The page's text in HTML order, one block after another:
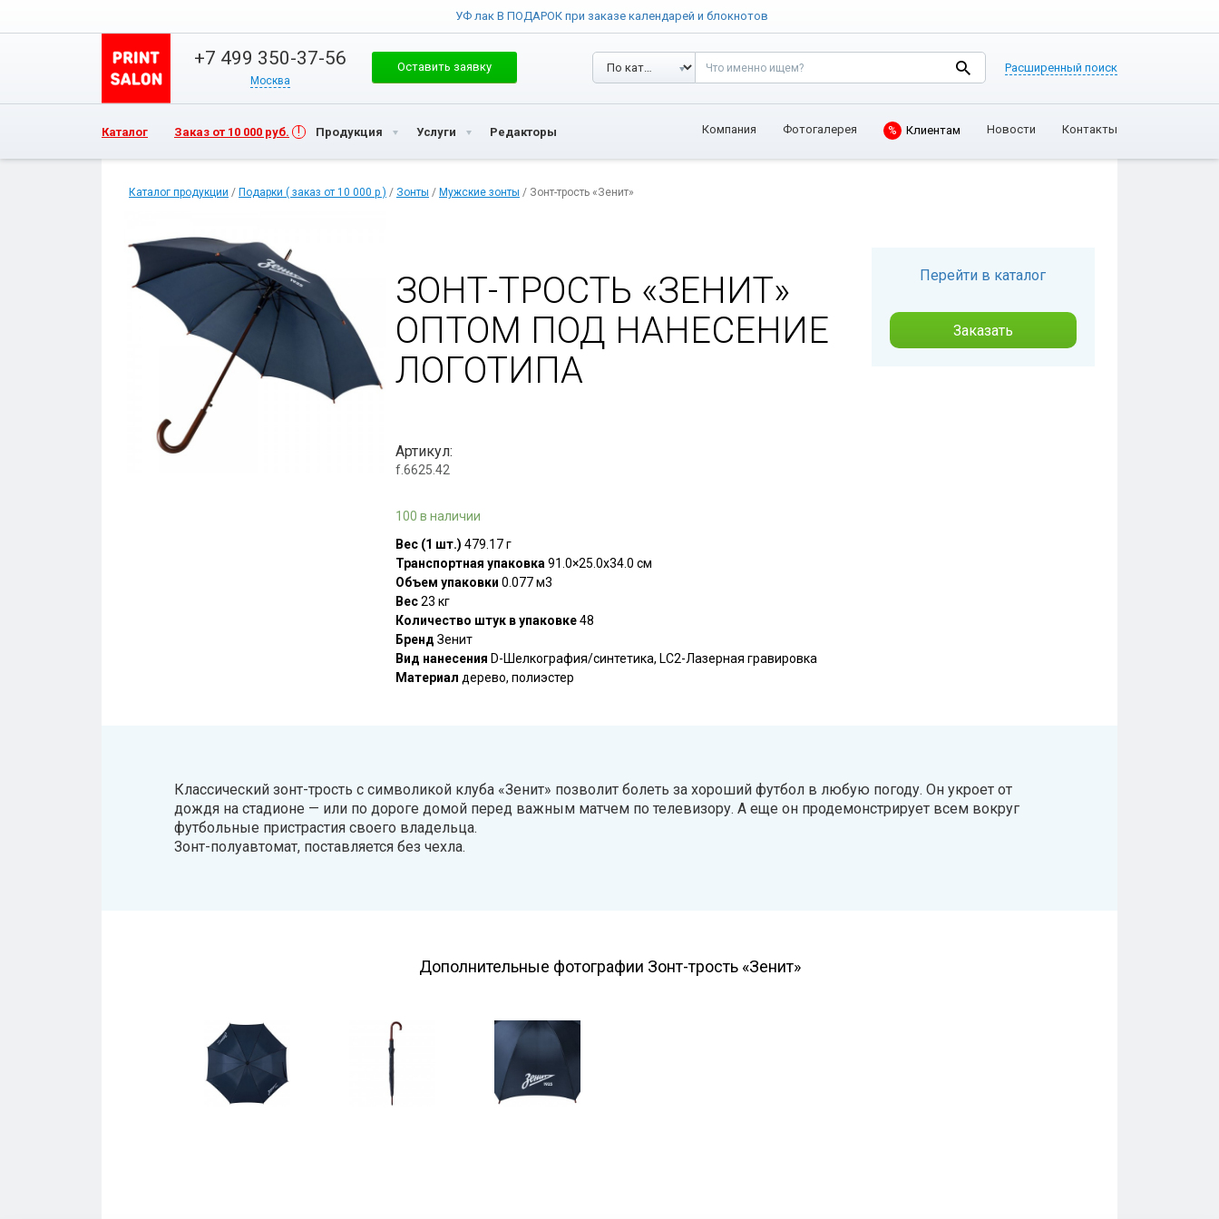
УФ лак В ПОДАРОК при заказе календарей и блокнотов
+7 499 350-37-56
Москва
Оставить заявку Расширенный поиск
Каталог Заказ от 10 000 руб. Продукция Услуги Редакторы Компания Фотогалерея % Клиентам Новости Контакты
Каталог продукции / Подарки ( заказ от 10 000 р ) / Зонты / Мужские зонты / Зонт-трость «Зенит»
ЗОНТ-ТРОСТЬ «ЗЕНИТ»
ОПТОМ ПОД НАНЕСЕНИЕ
ЛОГОТИПА
Артикул:
f.6625.42
100 в наличии
Вес (1 шт.) 479.17 г
Транспортная упаковка 91.0×25.0x34.0 см
Объем упаковки 0.077 м3
Вес23 кг
Количество штук в упаковке48
Бренд Зенит
Вид нанесения D-Шелкография/синтетика, LC2-Лазерная гравировка
Материал дерево, полиэстер
Перейти в каталог
Заказать
Классический зонт-трость с символикой клуба «Зенит» позволит болеть за хороший футбол в любую погоду. Он укроет от
дождя на стадионе — или по дороге домой перед важным матчем по телевизору. А еще он продемонстрирует всем вокруг
футбольные пристрастия своего владельца.
Зонт-полуавтомат, поставляется без чехла.
Дополнительные фотографии Зонт-трость «Зенит»